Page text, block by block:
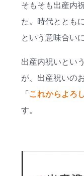
そもそも出産内
た。時代ととも
という意味合い
出産内祝いとい
が、出産祝いの
「 これからよろ
す。